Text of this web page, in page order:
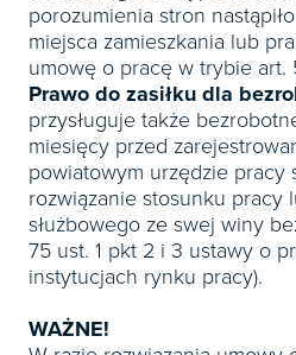
porozumienia stron
miejsca zamieszkania lub
umowę o pracę w trybie art.
Prawo do zasiłku dla
przysługuje także
miesięcy przed
powiatowym urzędzie pracy
rozwiązanie stosunku pracy
służbowego ze swej winy
75 ust. 1 pkt 2 i 3 ustawy o
instytucjach rynku pracy).
WAŻNE!